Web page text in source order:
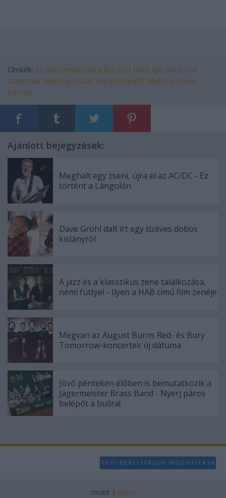
Címkék: és klip samael paradise lost black lips hardcore
superstar klipmegosztás napalm death taken by trees
barrow
Ajánlott bejegyzések:
Meghalt egy zseni, újra él az AC/DC - Ez
történt a Lángolón
Dave Grohl dalt írt egy tízéves dobos
kislányról
A jazz és a klasszikus zene találkozása,
némi füttyel - Ilyen a HAB című film zenéje
Megvan az August Burns Red- és Bury
Tomorrow-koncertek új dátuma
Jövő pénteken élőben is bemutatkozik a
Jägermeister Brass Band - Nyerj páros
belépőt a bulira!
SÜTI BEÁLLÍTÁSOK MÓDOSÍTÁSA
mobil | teljes